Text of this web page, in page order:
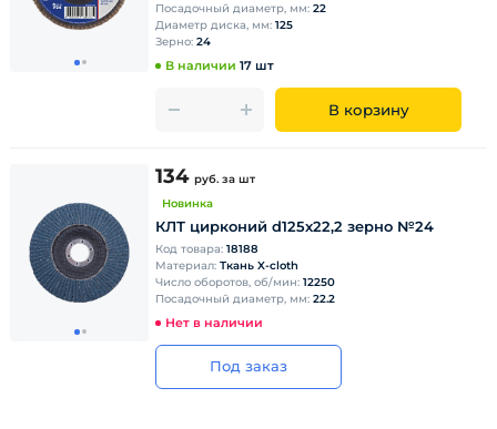
Посадочный диаметр, мм: 22
Диаметр диска, мм: 125
Зерно: 24
В наличии 17 шт
В корзину
134 руб. за шт
Новинка
КЛТ цирконий d125х22,2 зерно №24
Код товара: 18188
Материал: Ткань X-cloth
Число оборотов, об/мин: 12250
Посадочный диаметр, мм: 22.2
Нет в наличии
Под заказ